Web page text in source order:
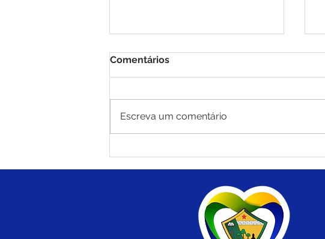
Brasiléia com centenas de
atendimentos e
procedimentos para
população da zona rural
Comentários
Escreva um comentário